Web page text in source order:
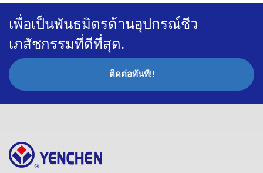
เพื่อเป็นพันธมิตรด้านอุปกรณ์ชีว
เภสัชกรรมที่ดีที่สุด.
ติดต่อทันที!!